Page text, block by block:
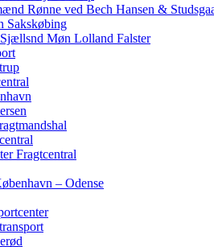
Rønne ved Bech Hansen &
Sakskøbing
Møn Lolland Falster
Fragtcentral
– Odense